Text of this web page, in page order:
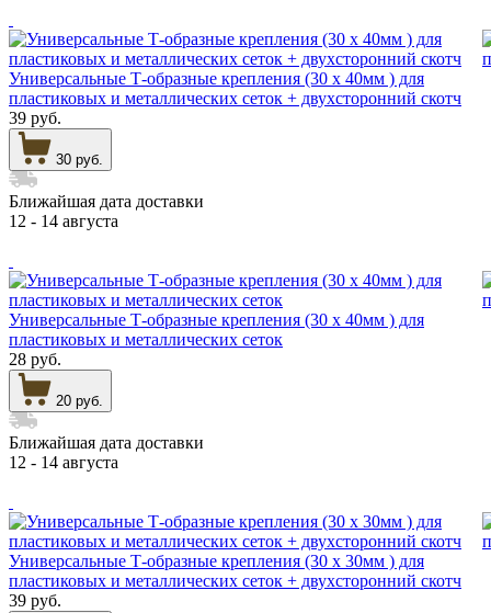
Универсальные Т-образные крепления (30 х 40мм ) для
пластиковых и металлических сеток + двухсторонний скотч
39 руб.
30 руб.
Ближайшая дата доставки
12 - 14 августа
Универсальные Т-образные крепления (30 х 40мм ) для
пластиковых и металлических сеток
28 руб.
20 руб.
Ближайшая дата доставки
12 - 14 августа
Универсальные Т-образные крепления (30 х 30мм ) для
пластиковых и металлических сеток + двухсторонний скотч
39 руб.